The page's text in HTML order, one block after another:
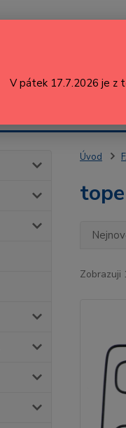
Úvod
Zobrazuji
V pátek 17.7.2026 je z